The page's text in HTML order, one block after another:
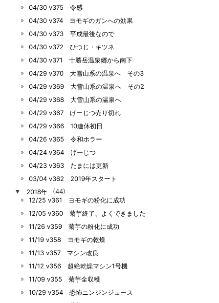
04/30 v375 令感
04/30 v374 ヨモギのガンへの効果
04/30 v373 平成最後なので
04/30 v372 ひつじ・キツネ
04/30 v371 十勝岳温泉郷から南下
04/29 v370 大雪山系の温泉へ その3
04/29 v369 大雪山系の温泉へ その2
04/29 v368 大雪山系の温泉へ
04/29 v367 げーじつ売り切れ
04/29 v366 10連休初日
04/26 v365 令和ホラー
04/24 v364 げーじつ
04/23 v363 たまには更新
03/04 v362 2019年スタート
▼
2018年
(44)
12/25 v361 ヨモギの粉化に成功
12/05 v360 菊芋終了、よくできました
11/26 v359 菊芋の粉化に成功
11/19 v358 ヨモギの乾燥
11/13 v357 マシン改良
11/12 v356 超絶乾燥マシン1号機
11/09 v355 菊芋全収穫
10/29 v354 恐怖ニンジンジュース